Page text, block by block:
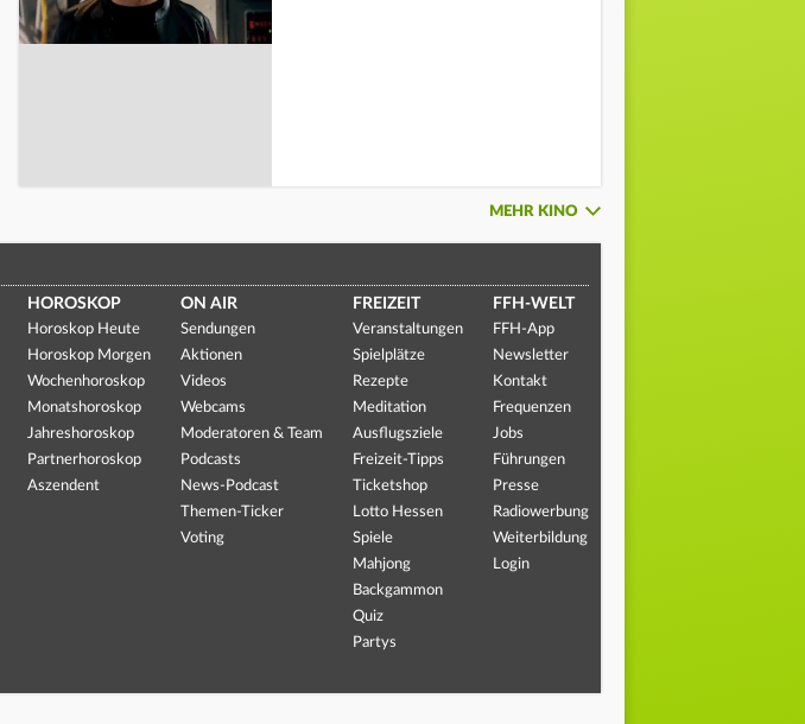
MEHR KINO
HOROSKOP
Horoskop Heute
Horoskop Morgen
Wochenhoroskop
Monatshoroskop
Jahreshoroskop
Partnerhoroskop
Aszendent
ON AIR
Sendungen
Aktionen
Videos
Webcams
Moderatoren & Team
Podcasts
News-Podcast
Themen-Ticker
Voting
FREIZEIT
Veranstaltungen
Spielplätze
Rezepte
Meditation
Ausflugsziele
Freizeit-Tipps
Ticketshop
Lotto Hessen
Spiele
Mahjong
Backgammon
Quiz
Partys
FFH-WELT
FFH-App
Newsletter
Kontakt
Frequenzen
Jobs
Führungen
Presse
Radiowerbung
Weiterbildung
Login